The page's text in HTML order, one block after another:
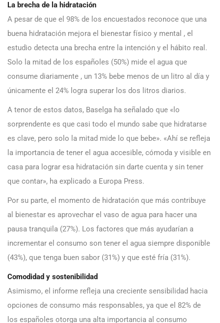
La brecha de la hidratación
A pesar de que el 98% de los encuestados reconoce que una
buena hidratación mejora el bienestar físico y mental , el
estudio detecta una brecha entre la intención y el hábito real.
Solo la mitad de los españoles (50%) mide el agua que
consume diariamente , un 13% bebe menos de un litro al día y
únicamente el 24% logra superar los dos litros diarios.
A tenor de estos datos, Baselga ha señalado que «lo
sorprendente es que casi todo el mundo sabe que hidratarse
es clave, pero solo la mitad mide lo que bebe». «Ahí se refleja
la importancia de tener el agua accesible, cómoda y visible en
casa para lograr esa hidratación sin darte cuenta y sin tener
que contar», ha explicado a Europa Press.
Por su parte, el momento de hidratación que más contribuye
al bienestar es aprovechar el vaso de agua para hacer una
pausa tranquila (27%). Los factores que más ayudarían a
incrementar el consumo son tener el agua siempre disponible
(43%), que tenga buen sabor (31%) y que esté fría (31%).
Comodidad y sostenibilidad
Asimismo, el informe refleja una creciente sensibilidad hacia
opciones de consumo más responsables, ya que el 82% de
los españoles otorga una alta importancia al consumo